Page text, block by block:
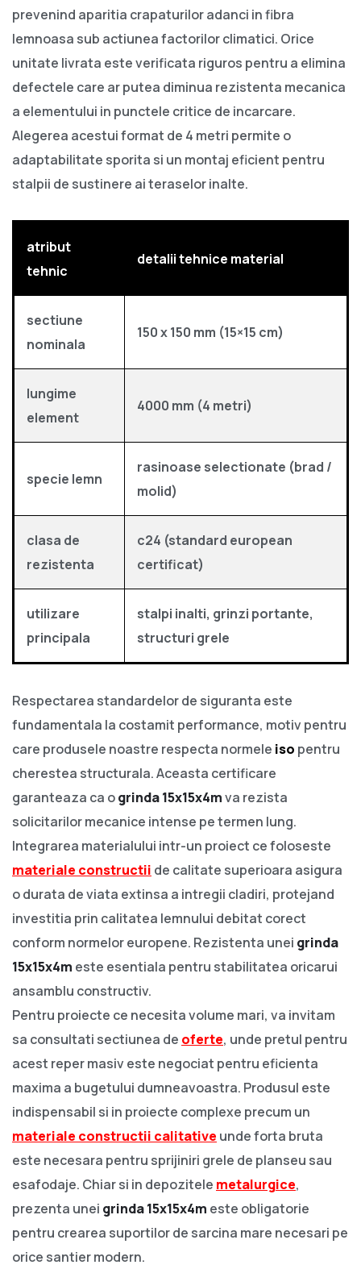
prevenind aparitia crapaturilor adanci in fibra
lemnoasa sub actiunea factorilor climatici. Orice
unitate livrata este verificata riguros pentru a elimina
defectele care ar putea diminua rezistenta mecanica
a elementului in punctele critice de incarcare.
Alegerea acestui format de 4 metri permite o
adaptabilitate sporita si un montaj eficient pentru
stalpii de sustinere ai teraselor inalte.
atribut
tehnic
detalii tehnice material
sectiune
nominala
150 x 150 mm (15×15 cm)
lungime
element
4000 mm (4 metri)
specie lemn
rasinoase selectionate (brad /
molid)
clasa de
rezistenta
c24 (standard european
certificat)
utilizare
principala
stalpi inalti, grinzi portante,
structuri grele
Respectarea standardelor de siguranta este
fundamentala la costamit performance, motiv pentru
care produsele noastre respecta normele iso pentru
cherestea structurala. Aceasta certificare
garanteaza ca ogrinda 15x15x4mva rezista
solicitarilor mecanice intense pe termen lung.
Integrarea materialului intr-un proiect ce foloseste
materiale constructii de calitate superioara asigura
o durata de viata extinsa a intregii cladiri, protejand
investitia prin calitatea lemnului debitat corect
conform normelor europene. Rezistenta unei grinda
15x15x4m este esentiala pentru stabilitatea oricarui
ansamblu constructiv.
Pentru proiecte ce necesita volume mari, va invitam
sa consultati sectiunea de oferte, unde pretul pentru
acest reper masiv este negociat pentru eficienta
maxima a bugetului dumneavoastra. Produsul este
indispensabil si in proiecte complexe precum un
materiale constructii calitative unde forta bruta
este necesara pentru sprijiniri grele de planseu sau
esafodaje. Chiar si in depozitele metalurgice,
prezenta unei grinda 15x15x4m este obligatorie
pentru crearea suportilor de sarcina mare necesari pe
orice santier modern.